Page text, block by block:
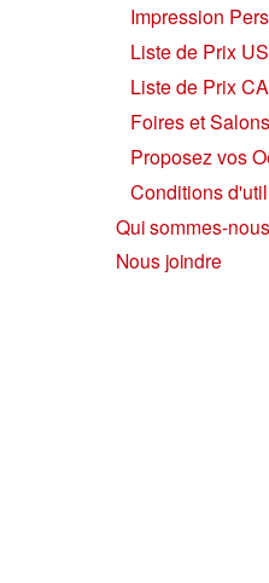
Impression
Liste de Prix US
Liste de Prix
Foires et Salons
Proposez vos
Conditions
Qui sommes-
Nous joindre